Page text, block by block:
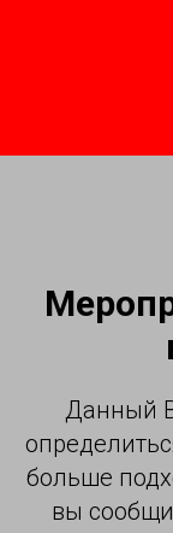
Данный
больше
вы